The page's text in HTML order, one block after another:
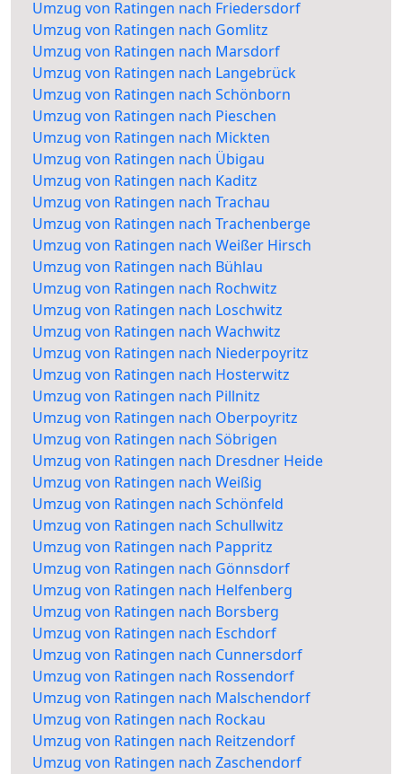
Umzug von Ratingen nach Friedersdorf
Umzug von Ratingen nach Gomlitz
Umzug von Ratingen nach Marsdorf
Umzug von Ratingen nach Langebrück
Umzug von Ratingen nach Schönborn
Umzug von Ratingen nach Pieschen
Umzug von Ratingen nach Mickten
Umzug von Ratingen nach Übigau
Umzug von Ratingen nach Kaditz
Umzug von Ratingen nach Trachau
Umzug von Ratingen nach Trachenberge
Umzug von Ratingen nach Weißer Hirsch
Umzug von Ratingen nach Bühlau
Umzug von Ratingen nach Rochwitz
Umzug von Ratingen nach Loschwitz
Umzug von Ratingen nach Wachwitz
Umzug von Ratingen nach Niederpoyritz
Umzug von Ratingen nach Hosterwitz
Umzug von Ratingen nach Pillnitz
Umzug von Ratingen nach Oberpoyritz
Umzug von Ratingen nach Söbrigen
Umzug von Ratingen nach Dresdner Heide
Umzug von Ratingen nach Weißig
Umzug von Ratingen nach Schönfeld
Umzug von Ratingen nach Schullwitz
Umzug von Ratingen nach Pappritz
Umzug von Ratingen nach Gönnsdorf
Umzug von Ratingen nach Helfenberg
Umzug von Ratingen nach Borsberg
Umzug von Ratingen nach Eschdorf
Umzug von Ratingen nach Cunnersdorf
Umzug von Ratingen nach Rossendorf
Umzug von Ratingen nach Malschendorf
Umzug von Ratingen nach Rockau
Umzug von Ratingen nach Reitzendorf
Umzug von Ratingen nach Zaschendorf